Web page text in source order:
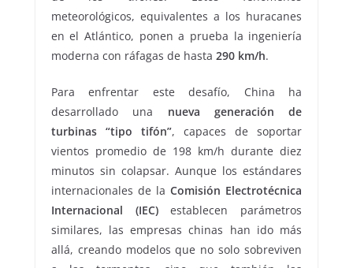
meteorológicos, equivalentes a los huracanes
en el Atlántico, ponen a prueba la ingeniería
moderna con ráfagas de hasta 290 km/h.
Para enfrentar este desafío, China ha
desarrollado una nueva generación de
turbinas “tipo tifón”, capaces de soportar
vientos promedio de 198 km/h durante diez
minutos sin colapsar. Aunque los estándares
internacionales de laComisión Electrotécnica
Internacional (IEC)establecen parámetros
similares, las empresas chinas han ido más
allá, creando modelos que no solo sobreviven